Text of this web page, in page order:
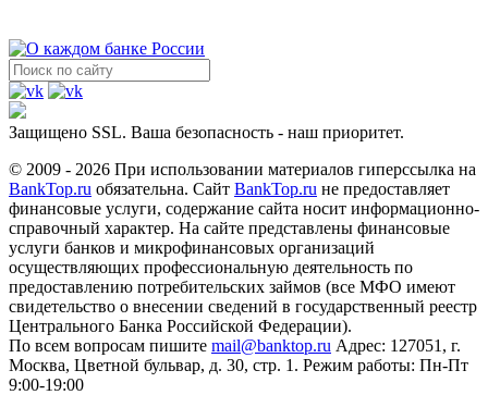
Защищено SSL. Ваша безопасность - наш приоритет.
© 2009 - 2026 При использовании материалов гиперссылка на
BankTop.ru обязательна. Сайт BankTop.ru не предоставляет
финансовые услуги, содержание сайта носит информационно-
справочный характер. На сайте представлены финансовые
услуги банков и микрофинансовых организаций
осуществляющих профессиональную деятельность по
предоставлению потребительских займов (все МФО имеют
свидетельство о внесении сведений в государственный реестр
Центрального Банка Российской Федерации).
По всем вопросам пишите mail@banktop.ru Адрес: 127051, г.
Москва, Цветной бульвар, д. 30, стр. 1. Режим работы: Пн-Пт
9:00-19:00